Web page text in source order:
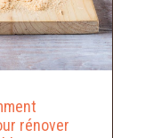
rénover